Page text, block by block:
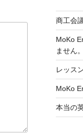
商工会
MoKo
ません。
レッス
MoKo
本当の